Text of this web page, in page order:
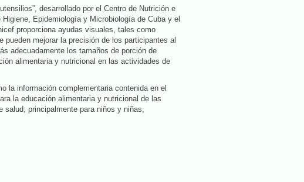
desarrollado por el Centro de Nutrición e
Epidemiología y Microbiología de Cuba y el
proporciona ayudas visuales, tales como
mejorar la precisión de los participantes al
adecuadamente los tamaños de porción de
alimentaria y nutricional en las actividades de
la información complementaria contenida en el
la educación alimentaria y nutricional de las
salud; principalmente para niños y niñas,